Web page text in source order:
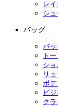
レ
シ
バッグ
バッ
ト
シ
リ
ボデ
ビ
ク